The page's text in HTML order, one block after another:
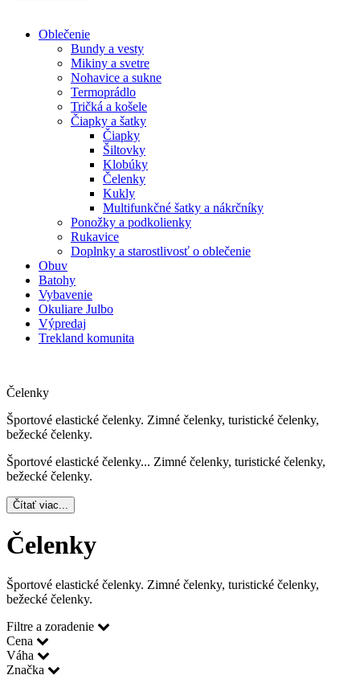
Oblečenie
Bundy a vesty
Mikiny a svetre
Nohavice a sukne
Termoprádlo
Tričká a košele
Čiapky a šatky
Čiapky
Šiltovky
Klobúky
Čelenky
Kukly
Multifunkčné šatky a nákrčníky
Ponožky a podkolienky
Rukavice
Doplnky a starostlivosť o oblečenie
Obuv
Batohy
Vybavenie
Okuliare Julbo
Výpredaj
Trekland komunita
Čelenky
Športové elastické čelenky. Zimné čelenky, turistické čelenky,
bežecké čelenky.
Športové elastické čelenky... Zimné čelenky, turistické čelenky,
bežecké čelenky.
Čítať viac...
Čelenky
Športové elastické čelenky. Zimné čelenky, turistické čelenky,
bežecké čelenky.
Filtre a zoradenie
Cena
Váha
Značka